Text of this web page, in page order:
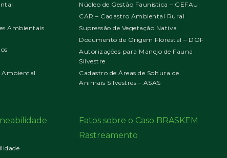
Ambientais
Ambiental
Núcleo de Gestão Faunística – GEFAU
CAR – Cadastro Ambiental Rural
Supressão de Vegetação Nativa
Documento de Origem Florestal – DOF
Autorizações para Manejo de Fauna
Silvestre
Cadastro de Áreas de Soltura de
Animais Silvestres – ASAS
Fatos sobre o Caso BRASKEM
Rastreamento